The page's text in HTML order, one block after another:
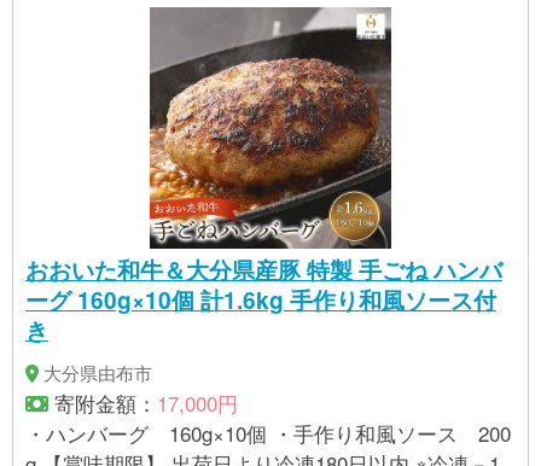
いいたします。 【賞味期限】 産卵日より10日 ※賞味
期限後は加熱してお召し上がりください。 【保存方
法】 10℃以下で保存してください
おおいた和牛＆大分県産豚 特製 手ごね ハンバ
ーグ 160g×10個 計1.6kg 手作り和風ソース付
き
大分県由布市
寄附金額： 17,000円
・ハンバーグ 160g×10個 ・手作り和風ソース 200